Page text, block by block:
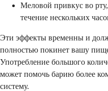
Меловой привкус во
течение нескольких
Эти эффекты временны и
полностью покинет вашу
Употребление большого
может помочь барию более
систему.